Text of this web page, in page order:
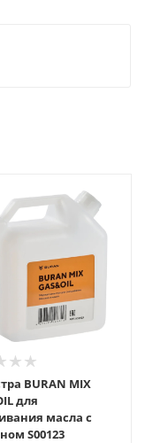
BURAN MIX
для
масла с
бензином S00123